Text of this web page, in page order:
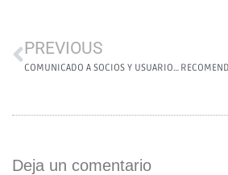
PREVIOUS
COMUNICADO A SOCIOS Y USUARIOS DEL PUERTO-VIDEOS
Deja un comentario